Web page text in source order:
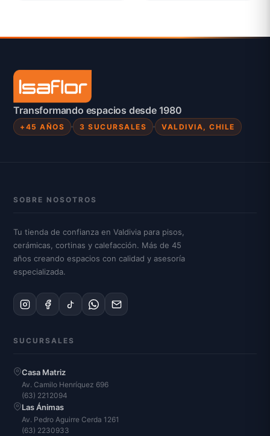
Transformando espacios desde 1980
+45 AÑOS 3 SUCURSALES VALDIVIA, CHILE
SOBRE NOSOTROS
Tu tienda de confianza en Valdivia para pisos,
cerámicas, cortinas y calefacción. Más de 45
años creando espacios con calidad y asesoría
especializada.
SUCURSALES
Casa Matriz
Av. Camilo Henríquez 696
(63) 2212094
Las Ánimas
Av. Pedro Aguirre Cerda 1261
(63) 2230933